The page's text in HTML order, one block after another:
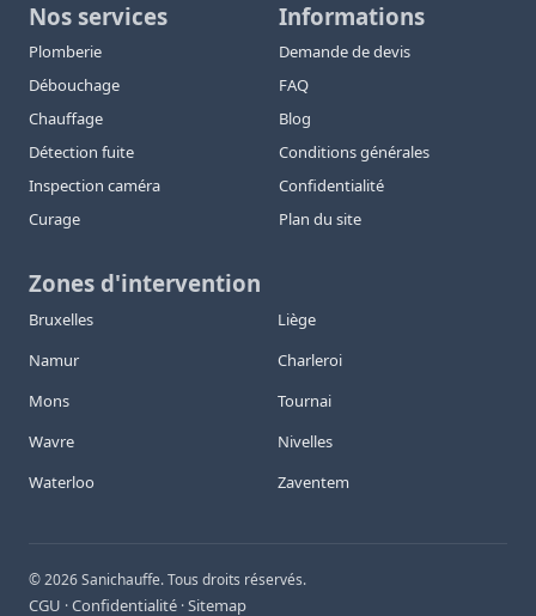
Nos services
Plomberie
Débouchage
Chauffage
Détection fuite
Inspection caméra
Curage
Informations
Demande de devis
FAQ
Blog
Conditions générales
Confidentialité
Plan du site
Zones d'intervention
Bruxelles
Liège
Namur
Charleroi
Mons
Tournai
Wavre
Nivelles
Waterloo
Zaventem
©2026Sanichauffe. Tous droits réservés.
CGU ·Confidentialité ·Sitemap